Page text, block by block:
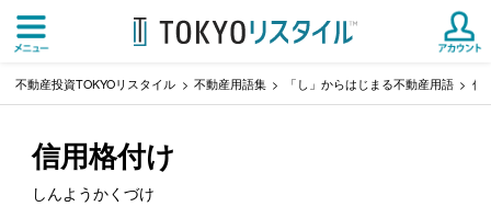
不動産投資TOKYOリスタイル 不動産用語集 「し」からはじまる不動産用語 信
信用格付け
しんようかくづけ